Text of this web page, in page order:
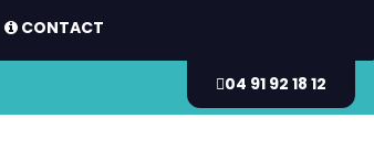
CONTACT
04 91 92 18 12